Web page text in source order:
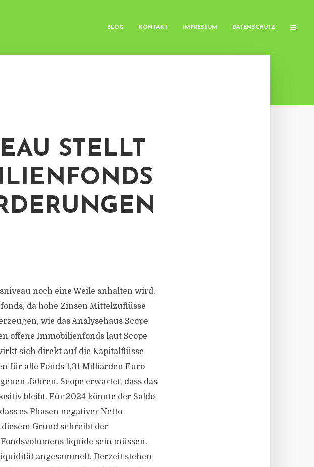
BLOG KONTAKT IMPRESSUM DATENSCHUTZ
STELLT
noch eine Weile anhalten wird.
da hohe Zinsen Mittelzuflüsse
wie das Analysehaus Scope
offene Immobilienfonds laut Scope
sich direkt auf die Kapitalflüsse
für alle Fonds 1,31 Milliarden Euro
Jahren. Scope erwartet, dass das
bleibt. Für 2024 könnte der Saldo
es Phasen negativer Netto-
Grund schreibt der
liquide sein müssen.
angesammelt. Derzeit stehen